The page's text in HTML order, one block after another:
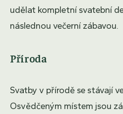
udělat kompletní svatební
následnou večerní zábavou.
Příroda
Svatby v přírodě se stávají
Osvědčeným místem jsou